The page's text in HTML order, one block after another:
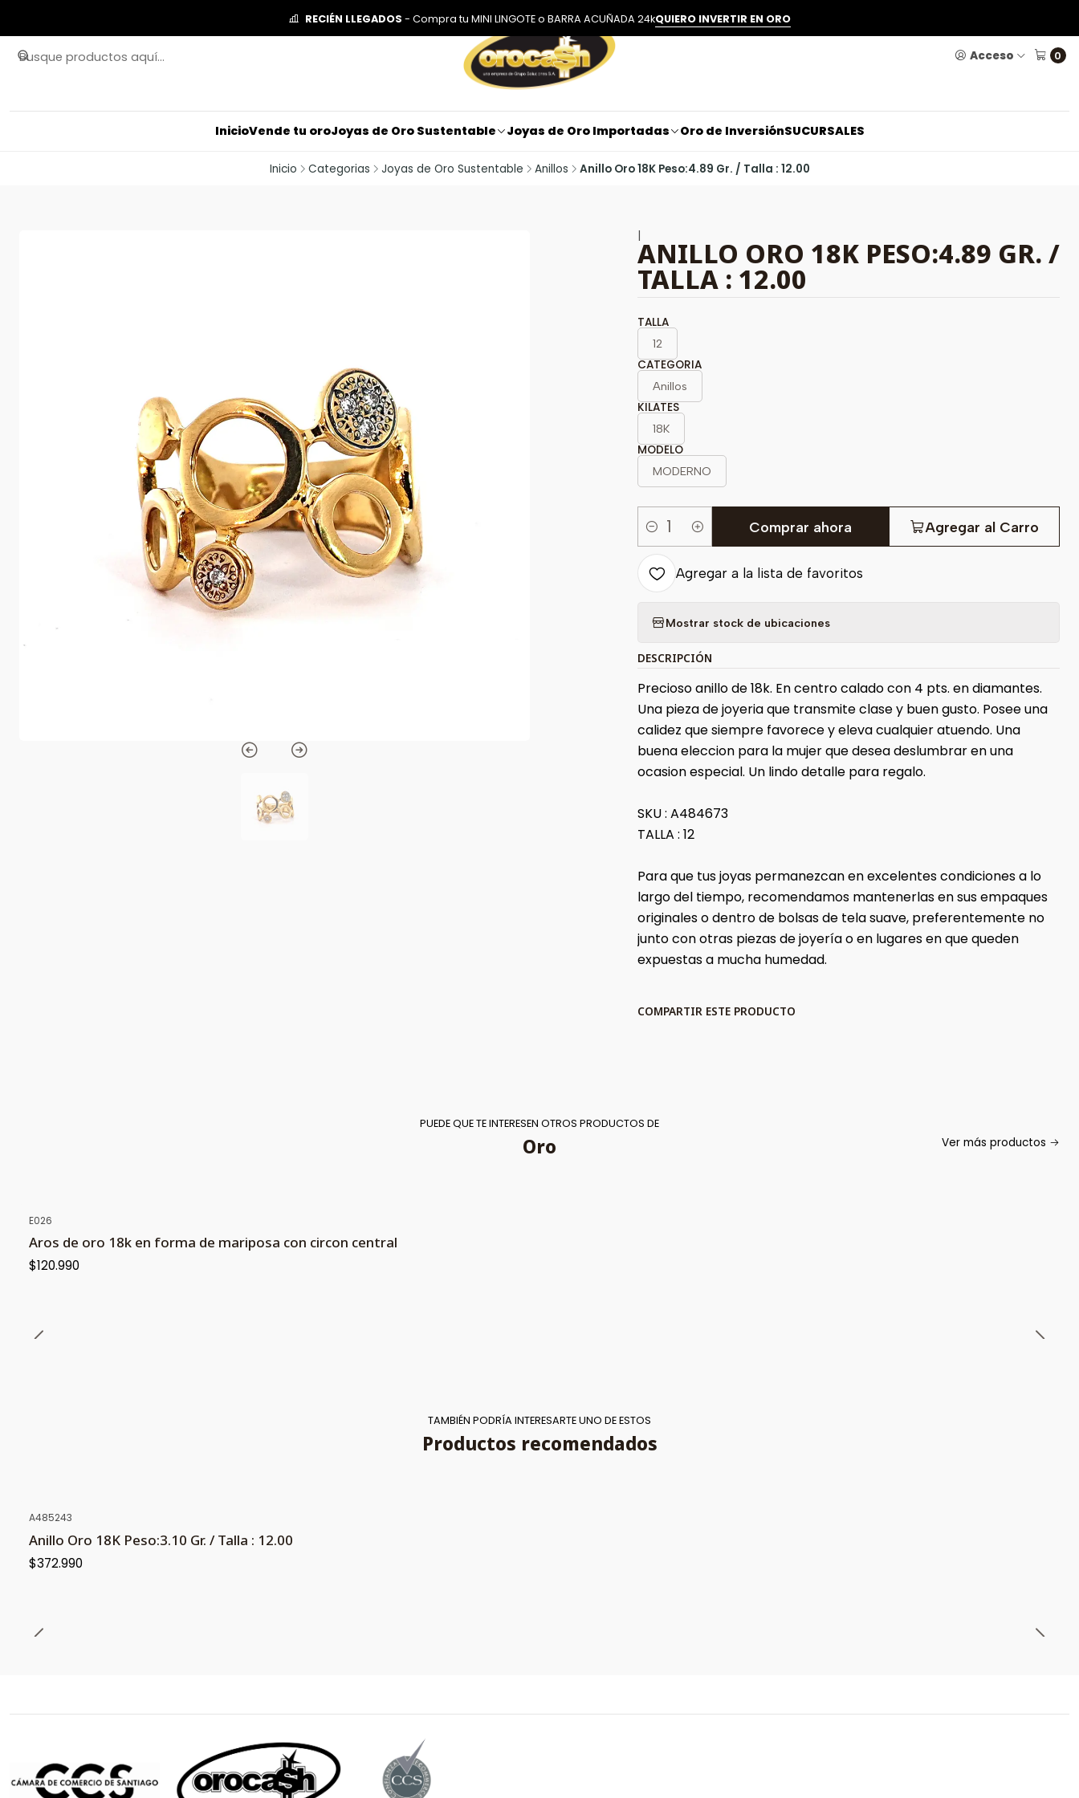
Acceso 0
InicioVende tu oroJoyas de Oro Sustentable Joyas de Oro Importadas Oro de InversiónSUCURSALES
RECIÉN LLEGADOS - Compra tu MINI LINGOTE o BARRA ACUÑADA 24kQUIERO INVERTIR EN ORO
Inicio Categorias Joyas de Oro Sustentable Anillos Anillo Oro 18K Peso:4.89 Gr. / Talla : 12.00
|
ANILLO ORO 18K PESO:4.89 GR. /
TALLA : 12.00
TALLA
12
CATEGORIA
Anillos
KILATES
18K
MODELO
MODERNO
Cantidad
Agregar al Carro
Comprar ahora
Agregar a la lista de favoritos
Mostrar stock de ubicaciones
DESCRIPCIÓN
Precioso anillo de 18k. En centro calado con 4 pts. en diamantes.
Una pieza de joyeria que transmite clase y buen gusto. Posee una
calidez que siempre favorece y eleva cualquier atuendo. Una
buena eleccion para la mujer que desea deslumbrar en una
ocasion especial. Un lindo detalle para regalo.
SKU : A484673
TALLA : 12
Para que tus joyas permanezcan en excelentes condiciones a lo
largo del tiempo, recomendamos mantenerlas en sus empaques
originales o dentro de bolsas de tela suave, preferentemente no
junto con otras piezas de joyería o en lugares en que queden
expuestas a mucha humedad.
COMPARTIR ESTE PRODUCTO
PUEDE QUE TE INTERESEN OTROS PRODUCTOS DE
Oro Ver más productos
E026
Aros de oro 18k en forma de mariposa con circon central
$120.990
TAMBIÉN PODRÍA INTERESARTE UNO DE ESTOS
Productos recomendados
A485243
Anillo Oro 18K Peso:3.10 Gr. / Talla : 12.00
$372.990